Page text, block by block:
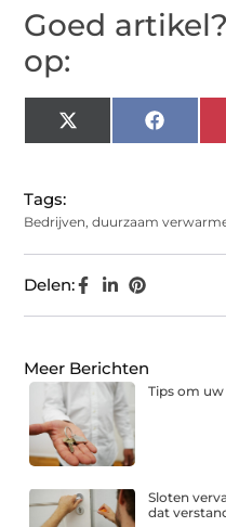
Goed
op:
X
(Twitter)
Tags:
Bedrijven,duurzaam
Delen:
Meer Berichten
Tips om
Sloten
dat